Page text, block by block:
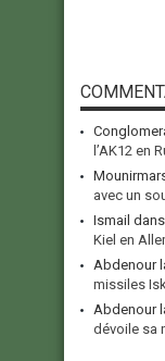
l’AK12 en
avec un
Ismail dans
Kiel en
Abdenour
missiles
Abdenour
dévoile sa